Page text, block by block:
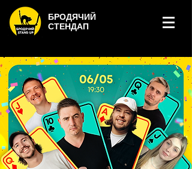
БРОДЯЧИЙ
СТЕНДАП